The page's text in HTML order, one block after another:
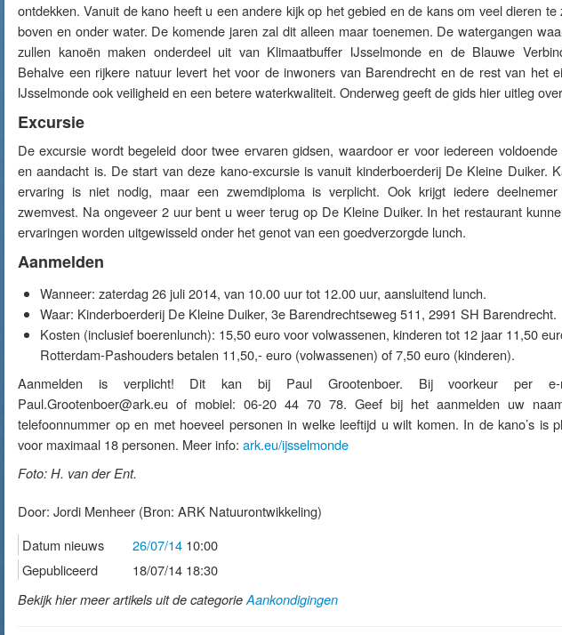
ontdekken. Vanuit de kano heeft u een andere kijk op het gebied en de kans om veel dieren te
boven en onder water. De komende jaren zal dit alleen maar toenemen. De watergangen
zullen kanoën maken onderdeel uit van Klimaatbuffer IJsselmonde en de Blauwe
Behalve een rijkere natuur levert het voor de inwoners van Barendrecht en de rest van het
IJsselmonde ook veiligheid en een betere waterkwaliteit. Onderweg geeft de gids hier uitleg
Excursie
De excursie wordt begeleid door twee ervaren gidsen, waardoor er voor iedereen voldoende
en aandacht is. De start van deze kano-excursie is vanuit kinderboerderij De Kleine Duiker.
ervaring is niet nodig, maar een zwemdiploma is verplicht. Ook krijgt iedere
zwemvest. Na ongeveer 2 uur bent u weer terug op De Kleine Duiker. In het restaurant
ervaringen worden uitgewisseld onder het genot van een goedverzorgde lunch.
Aanmelden
Wanneer: zaterdag 26 juli 2014, van 10.00 uur tot 12.00 uur, aansluitend lunch.
Waar: Kinderboerderij De Kleine Duiker, 3e Barendrechtseweg 511, 2991 SH Barendrecht.
Kosten (inclusief boerenlunch): 15,50 euro voor volwassenen, kinderen tot 12 jaar 11,50
Rotterdam-Pashouders betalen 11,50,- euro (volwassenen) of 7,50 euro (kinderen).
Aanmelden is verplicht! Dit kan bij Paul Grootenboer. Bij voorkeur per e-
Paul.Grootenboer@ark.eu of mobiel: 06-20 44 70 78. Geef bij het aanmelden uw
telefoonnummer op en met hoeveel personen in welke leeftijd u wilt komen. In de kano’s is
voor maximaal 18 personen. Meer info: ark.eu/ijsselmonde
Foto: H. van der Ent.
Door: Jordi Menheer (Bron: ARK Natuurontwikkeling)
Datum nieuws
26/07/14 10:00
Gepubliceerd
18/07/14 18:30
Bekijk hier meer artikels uit de categorieAankondigingen